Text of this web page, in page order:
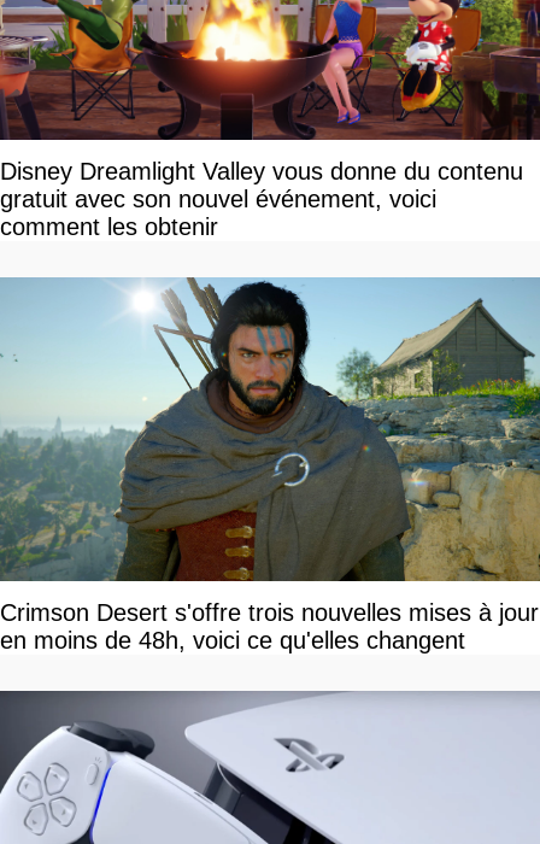
Disney Dreamlight Valley vous donne du contenu
gratuit avec son nouvel événement, voici
comment les obtenir
Crimson Desert s'offre trois nouvelles mises à jour
en moins de 48h, voici ce qu'elles changent